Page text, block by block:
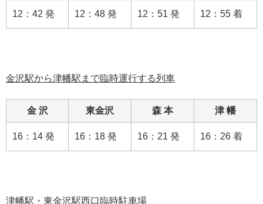
12：42 発 12：48 発 12：51 発 12：55 着
金沢駅から津幡駅まで臨時運行する列車
金 沢 東金沢 森 本 津 幡
16：14 発 16：18 発 16：21 発 16：26 着
津幡駅・東金沢駅西口臨時駐車場